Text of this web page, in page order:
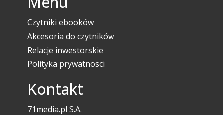
Czytniki ebooków
Akcesoria do czytników
Relacje inwestorskie
Polityka prywatnosci
Kontakt
71media.pl S.A.